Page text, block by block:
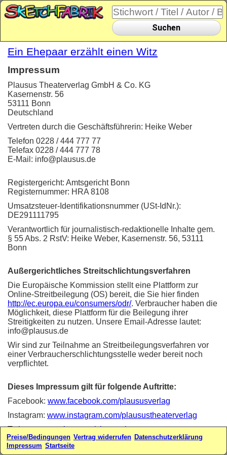
Suchen
Ein Ehepaar erzählt einen Witz
Impressum
Plausus Theaterverlag GmbH & Co. KG
Kasernenstr. 56
53111 Bonn
Deutschland
Vertreten durch die Geschäftsführerin: Heike Weber
Telefon 0228 / 444 777 77
Telefax 0228 / 444 777 78
E-Mail: info@plausus.de
Registergericht: Amtsgericht Bonn
Registernummer: HRA 8108
Umsatzsteuer-Identifikationsnummer (USt-IdNr.):
DE291111795
Verantwortlich für journalistisch-redaktionelle Inhalte gem.
§ 55 Abs. 2 RstV: Heike Weber, Kasernenstr. 56, 53111
Bonn
Außergerichtliches Streitschlichtungsverfahren
Die Europäische Kommission stellt eine Plattform zur
Online-Streitbeilegung (OS) bereit, die Sie hier finden
http://ec.europa.eu/consumers/odr/. Verbraucher haben die
Möglichkeit, diese Plattform für die Beilegung ihrer
Streitigkeiten zu nutzen. Unsere Email-Adresse lautet:
info@plausus.de
Wir sind zur Teilnahme an Streitbeilegungsverfahren vor
einer Verbraucherschlichtungsstelle weder bereit noch
verpflichtet.
Dieses Impressum gilt für folgende Auftritte:
Facebook: www.facebook.com/plaususverlag
Instagram: www.instagram.com/plausustheaterverlag
Twitter:www.twitter.com/plausus/
Webseiten:www.plausus.de
Preise/Bedingungen Vertrag widerrufen Datenschutzerklärung
Impressum Startseite